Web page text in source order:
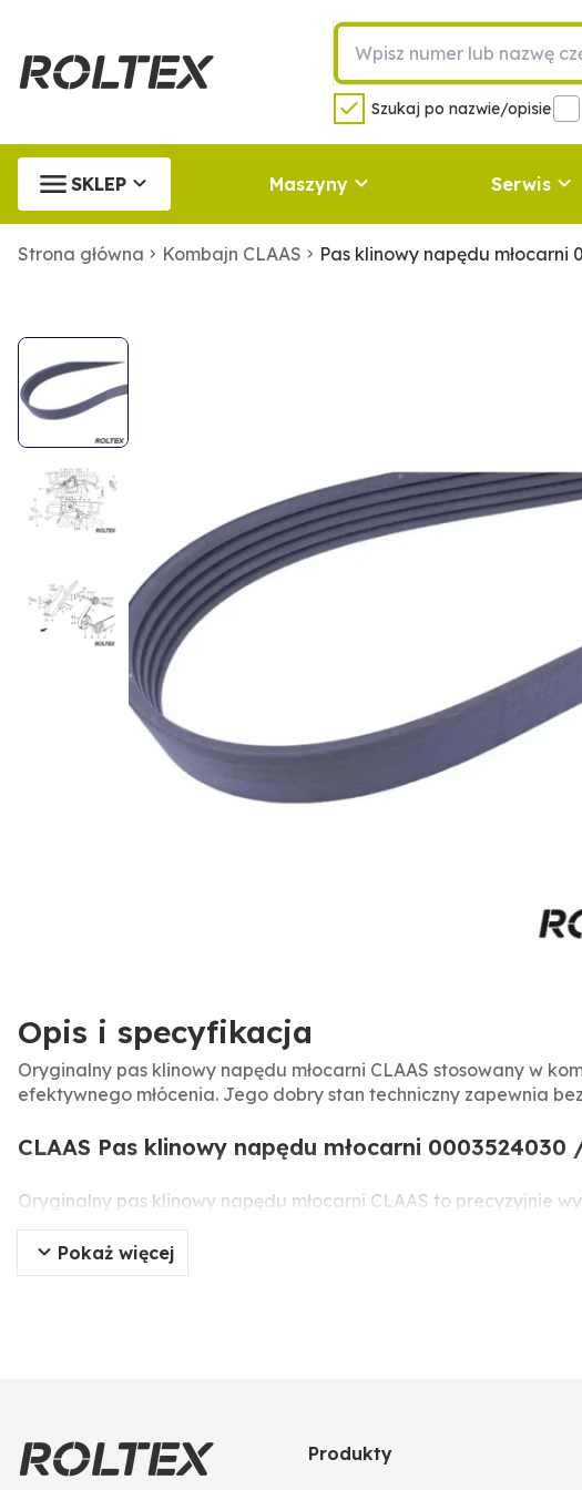
Szukaj po nazwie/opisie
SKLEP Maszyny Serwis
Strona główna Kombajn CLAAS Pas klinowy napędu młocarni
Opis i specyfikacja
Oryginalny pas klinowy napędu młocarni CLAAS stosowany w
efektywnego młócenia. Jego dobry stan techniczny zapewnia
CLAAS Pas klinowy napędu młocarni
Oryginalny pas klinowy napędu młocarni CLAAS to precyzyjnie
podzespołem układu młócącego, od którego zależy wydajność i
Specyfikacja produktu
Rodzaj:Oryginalna część
Pokaż więcej
Produkty